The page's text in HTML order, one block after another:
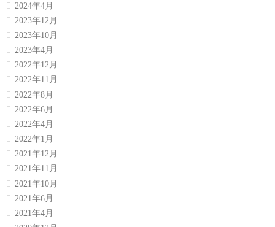
2024年4月
2023年12月
2023年10月
2023年4月
2022年12月
2022年11月
2022年8月
2022年6月
2022年4月
2022年1月
2021年12月
2021年11月
2021年10月
2021年6月
2021年4月